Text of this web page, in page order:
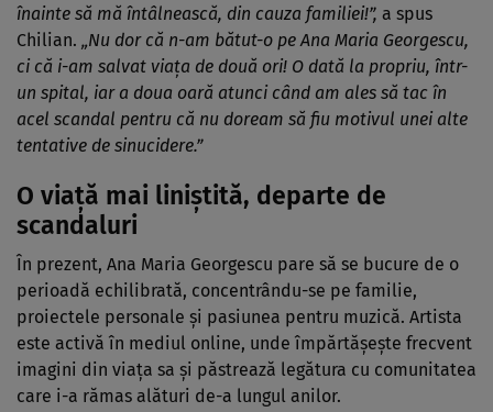
înainte să mă întâlnească, din cauza familiei!”, a spus
Chilian. „Nu dor că n-am bătut-o pe Ana Maria Georgescu,
ci că i-am salvat viața de două ori! O dată la propriu, într-
un spital, iar a doua oară atunci când am ales să tac în
acel scandal pentru că nu doream să fiu motivul unei alte
tentative de sinucidere.”
O viață mai liniștită, departe de
scandaluri
În prezent, Ana Maria Georgescu pare să se bucure de o
perioadă echilibrată, concentrându-se pe familie,
proiectele personale și pasiunea pentru muzică. Artista
este activă în mediul online, unde împărtășește frecvent
imagini din viața sa și păstrează legătura cu comunitatea
care i-a rămas alături de-a lungul anilor.